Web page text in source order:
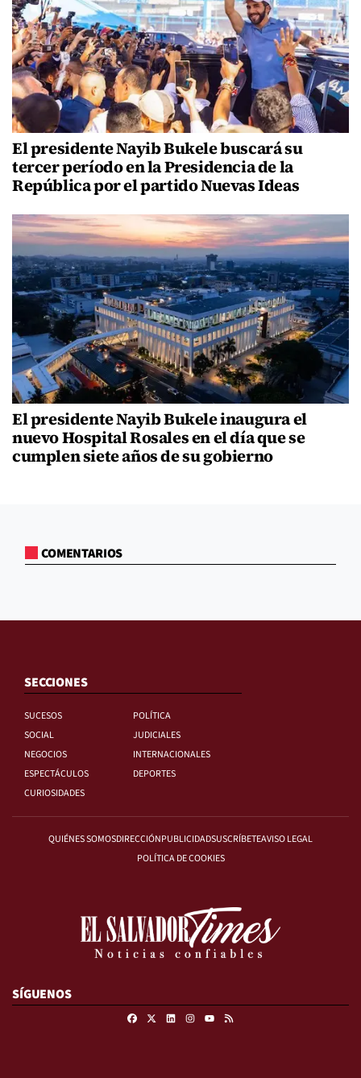
El presidente Nayib Bukele buscará su
tercer período en la Presidencia de la
República por el partido Nuevas Ideas
El presidente Nayib Bukele inaugura el
nuevo Hospital Rosales en el día que se
cumplen siete años de su gobierno
COMENTARIOS
SECCIONES
SUCESOS
POLÍTICA
SOCIAL
JUDICIALES
NEGOCIOS
INTERNACIONALES
ESPECTÁCULOS
DEPORTES
CURIOSIDADES
QUIÉNES SOMOSDIRECCIÓNPUBLICIDADSUSCRÍBETEAVISO LEGAL
POLÍTICA DE COOKIES
SÍGUENOS
FacebookLinkedinInstagram